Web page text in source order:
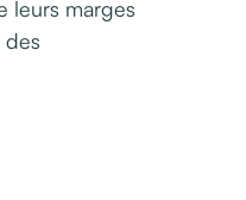
leurs marges
des